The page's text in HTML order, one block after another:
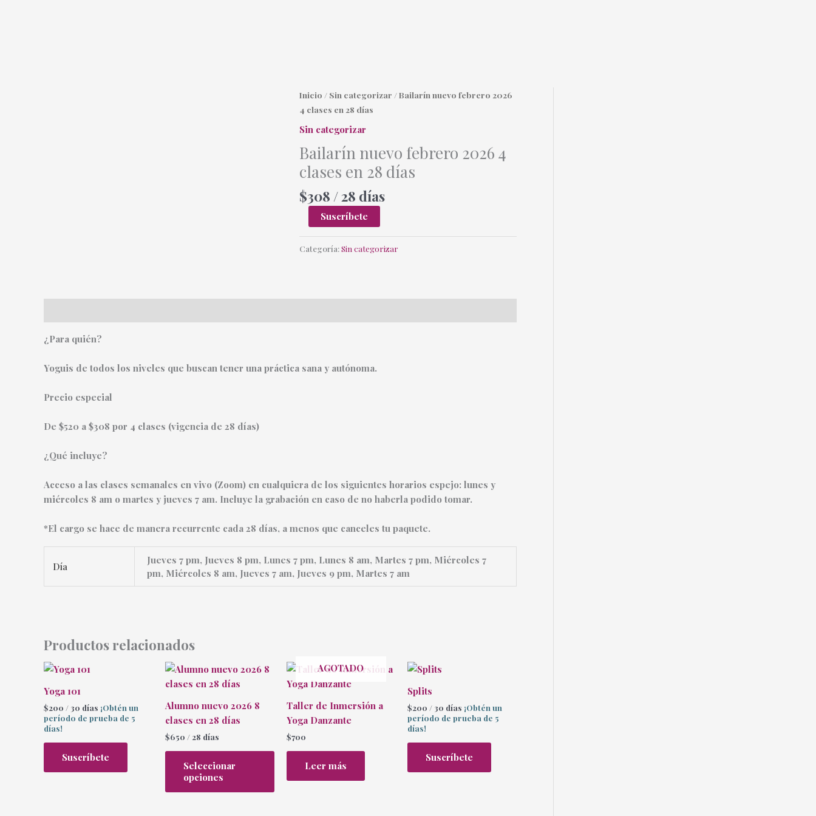
Inicio / Sin categorizar / Bailarín nuevo febrero 2026
4 clases en 28 días
Sin categorizar
Bailarín nuevo febrero 2026 4
clases en 28 días
$308 / 28 días
Bailarín
nuevo
febrero
4
clases
en
28
días
cantidad
Suscríbete
Categoría:Sin categorizar
¿Para quién?
Yoguis de todos los niveles que buscan tener una práctica sana y autónoma.
Precio especial
De $520 a $308 por 4 clases (vigencia de 28 días)
¿Qué incluye?
Acceso a las clases semanales en vivo (Zoom) en cualquiera de los siguientes horarios espejo: lunes y
miércoles 8 am o martes y jueves 7 am. Incluye la grabación en caso de no haberla podido tomar.
*El cargo se hace de manera recurrente cada 28 días, a menos que canceles tu paquete.
Día
Jueves 7 pm, Jueves 8 pm, Lunes 7 pm, Lunes 8 am, Martes 7 pm, Miércoles 7
pm, Miércoles 8 am, Jueves 7 am, Jueves 9 pm, Martes 7 am
Productos relacionados
Yoga 101
$200 / 30 días ¡Obtén un
período de prueba de 5
días!
Suscríbete
Alumno nuevo 2026 8
clases en 28 días
$650 / 28 días
Seleccionar
opciones
Este
producto
múltiples
variantes.
Las
opciones
pueden
AGOTADO
Taller de Inmersión a
Yoga Danzante
$700
Leer más
Splits
$200 / 30 días ¡Obtén un
período de prueba de 5
días!
Suscríbete